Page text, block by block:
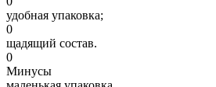
удобная упаковка;
0
щадящий состав.
0
Минусы